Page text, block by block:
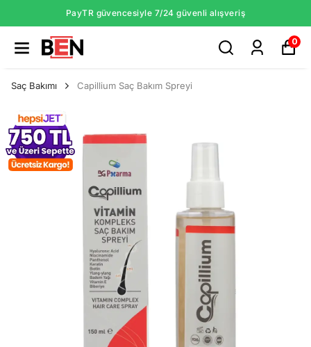
PayTR güvencesiyle 7/24 güvenli alışveriş
0
Saç Bakımı Capillium Saç Bakım Spreyi